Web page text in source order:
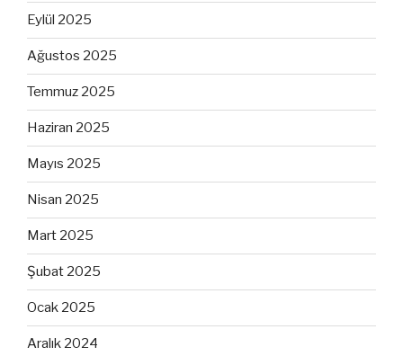
Eylül 2025
Ağustos 2025
Temmuz 2025
Haziran 2025
Mayıs 2025
Nisan 2025
Mart 2025
Şubat 2025
Ocak 2025
Aralık 2024